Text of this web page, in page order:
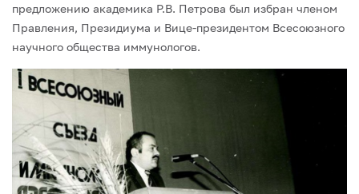
предложению академика Р.В. Петрова был избран членом
Правления, Президиума и Вице-президентом Всесоюзного
научного общества иммунологов.